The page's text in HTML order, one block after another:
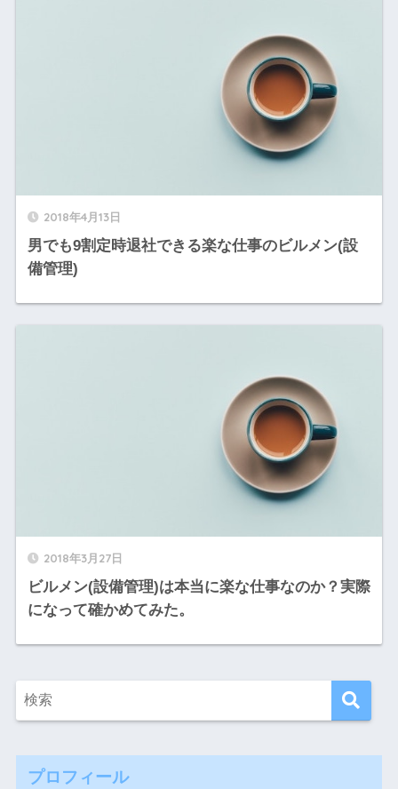
2018年4月13日
男でも9割定時退社できる楽な仕事のビルメン(設
備管理)
2018年3月27日
ビルメン(設備管理)は本当に楽な仕事なのか？実際
になって確かめてみた。
プロフィール